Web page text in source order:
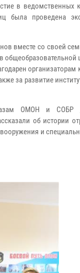
в ведомственных
была проведена
вместе со своей
организаторам
за развитие
базам ОМОН и СОБР
об истории
и